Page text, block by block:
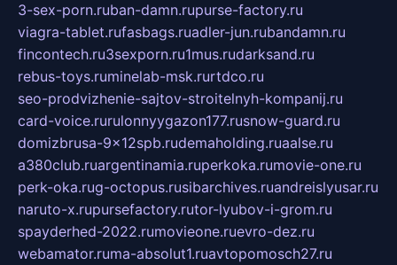
3-sex-porn.ruban-damn.rupurse-factory.ru
viagra-tablet.rufasbags.ruadler-jun.rubandamn.ru
fincontech.ru3sexporn.ru1mus.rudarksand.ru
rebus-toys.ruminelab-msk.rurtdco.ru
seo-prodvizhenie-sajtov-stroitelnyh-kompanij.ru
card-voice.rurulonnyygazon177.rusnow-guard.ru
domizbrusa-9x12spb.rudemaholding.ruaalse.ru
a380club.ruargentinamia.ruperkoka.rumovie-one.ru
perk-oka.rug-octopus.rusibarchives.ruandreislyusar.ru
naruto-x.rupursefactory.rutor-lyubov-i-grom.ru
spayderhed-2022.rumovieone.ruevro-dez.ru
webamator.ruma-absolut1.ruavtopomosch27.ru